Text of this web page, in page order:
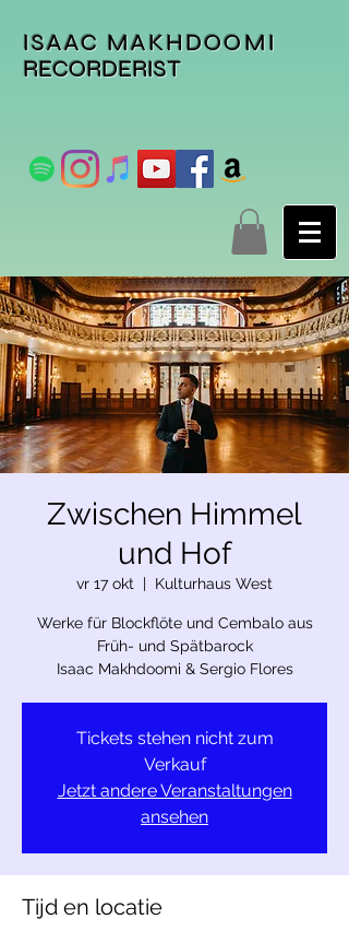
ISAAC MAKHDOOMI
RECORDERIST
Zwischen Himmel
und Hof
vr 17 okt
  |
Kulturhaus West
Werke für Blockflöte und Cembalo aus
Früh- und Spätbarock
Isaac Makhdoomi & Sergio Flores
Tickets stehen nicht zum
Verkauf
Jetzt andere Veranstaltungen
ansehen
Tijd en locatie